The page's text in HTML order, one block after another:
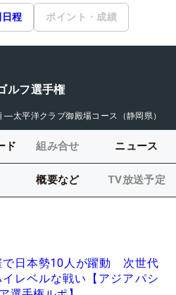
程 ポイント・成績
ルフ選手権
―太平洋クラブ御殿場コース（静岡県）
ド 組み合せ ニュース
概要など TV放送予定
で日本勢10人が躍動 次世代
レベルな戦い【アジアパシ